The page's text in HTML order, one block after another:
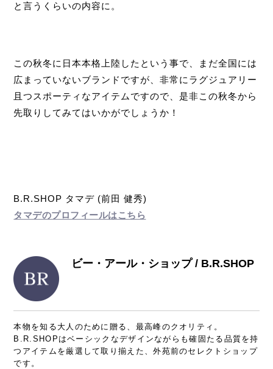
と言うくらいの内容に。
この秋冬に日本本格上陸したという事で、まだ全国には
広まっていないブランドですが、非常にラグジュアリー
且つスポーティなアイテムですので、是非この秋冬から
先取りしてみてはいかがでしょうか！
B.R.SHOP タマデ (前田 健秀)
タマデのプロフィールはこちら
ビー・アール・ショップ / B.R.SHOP
本物を知る大人のために贈る、最高峰のクオリティ。
B.R.SHOPはベーシックなデザインながらも確固たる品質を持
つアイテムを厳選して取り揃えた、外苑前のセレクトショップ
です。